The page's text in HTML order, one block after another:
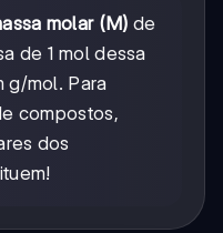
molar (M) de
de 1 mol dessa
g/mol. Para
compostos,
dos